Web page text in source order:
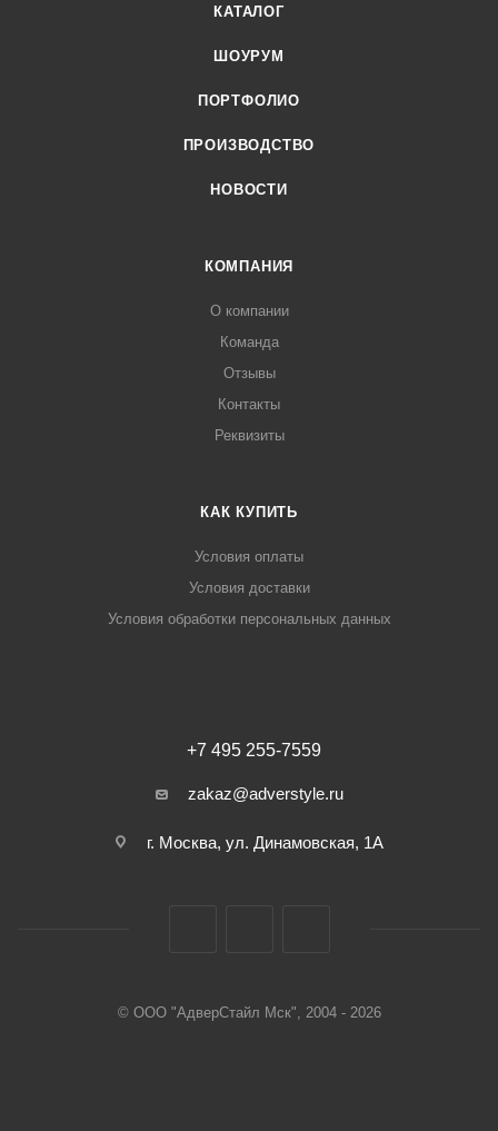
КАТАЛОГ
ШОУРУМ
ПОРТФОЛИО
ПРОИЗВОДСТВО
НОВОСТИ
КОМПАНИЯ
О компании
Команда
Отзывы
Контакты
Реквизиты
КАК КУПИТЬ
Условия оплаты
Условия доставки
Условия обработки персональных данных
+7 495 255-7559
zakaz@adverstyle.ru
г. Москва, ул. Динамовская, 1А
© ООО "АдверСтайл Мск", 2004 - 2026